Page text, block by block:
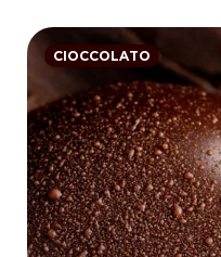
CIOCCOLATO